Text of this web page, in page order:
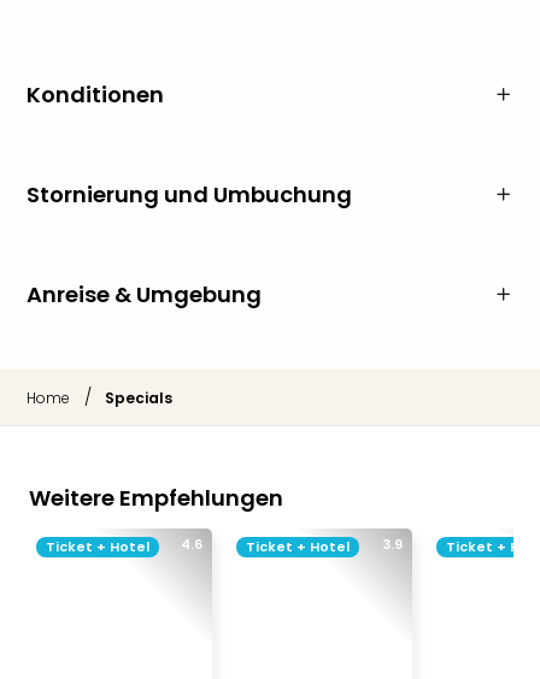
Konditionen
Stornierung und Umbuchung
Anreise & Umgebung
Home / Specials
Weitere Empfehlungen
4.6
Ticket + Hotel 3.9
Ticket + Hotel Ticket +